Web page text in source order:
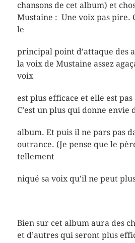
chansons de cet album) et
Mustaine : Une voix pas pire.
le
principal point d’attaque des
la voix de Mustaine assez
voix
est plus efficace et elle est
C’est un plus qui donne envie
album. Et puis il ne pars pas
outrance. (Je pense que le
tellement
niqué sa voix qu’il ne peut
Bien sur cet album aura des
et d’autres qui seront plus